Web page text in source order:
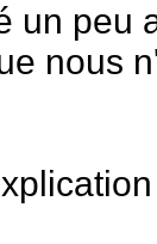
un peu
nous